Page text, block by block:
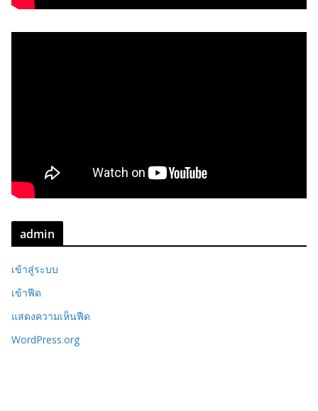
admin
เข้าสู่ระบบ
เข้าฟีด
แสดงความเห็นฟีด
WordPress.org